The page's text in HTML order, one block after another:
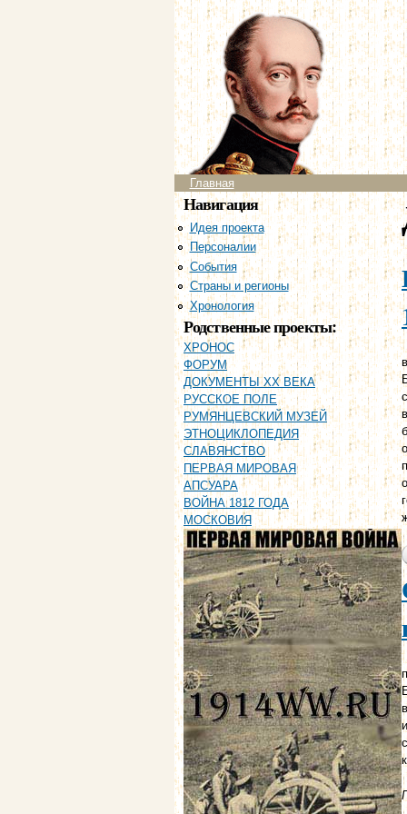
Главное меню
Главная
Навигация
Идея проекта
Персоналии
События
Страны и регионы
Хронология
Родственные проекты:
ХРОНОС
ФОРУМ
ДОКУМЕНТЫ XX ВЕКА
РУССКОЕ ПОЛЕ
РУМЯНЦЕВСКИЙ МУЗЕЙ
ЭТНОЦИКЛОПЕДИЯ
СЛАВЯНСТВО
ПЕРВАЯ МИРОВАЯ
АПСУАРА
ВОЙНА 1812 ГОДА
МОСКОВИЯ